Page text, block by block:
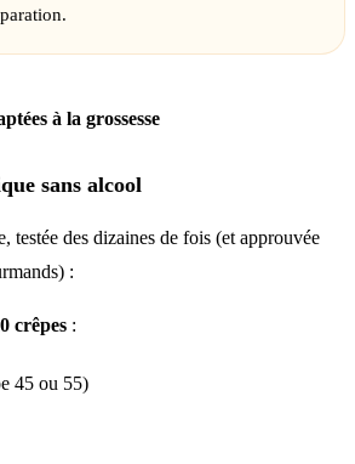
à la grossesse
sans alcool
testée des dizaines de fois (et approuvée
:
crêpes :
45 ou 55)